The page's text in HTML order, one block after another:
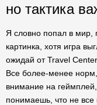
но тактика
Я словно попал в мир,
картинка, хотя игра
ожидай от Travel
Все более-менее
внимание на геймплей,
понимаешь, что не все